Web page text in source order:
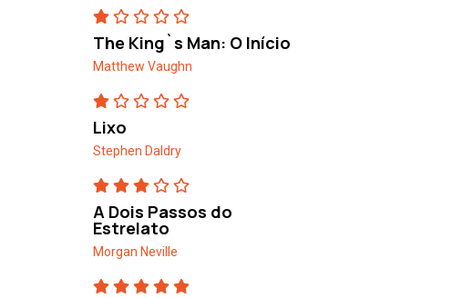
The King`s Man: O Início
Matthew Vaughn
Lixo
Stephen Daldry
A Dois Passos do
Estrelato
Morgan Neville